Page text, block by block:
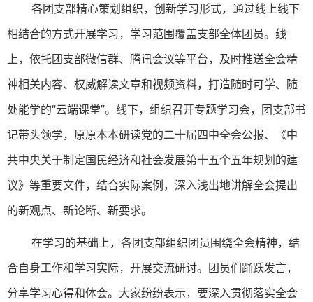
各团支部精心策划组织，创新学习形式，通过线上线下
相结合的方式开展学习，学习范围覆盖支部全体团员。线
上，依托团支部微信群、腾讯会议等平台，及时推送全会精
神相关内容、权威解读文章和视频资料，打造随时可学、随
处能学的“云端课堂”。线下，组织召开专题学习会， 团支部书
记带头领学，原原本本研读党的二十届四中全会公报、《中
共中央关于制定国民经济和社会发展第十五个五年规划的建
议》等重要文件，结合实际案例，深入浅出地讲解全会提出
的新观点、新论断、新要求。
在学习的基础上，各团支部组织团员围绕全会精神，结
合自身工作和学习实际，开展交流研讨。团员们踊跃发言，
分享学习心得和体会。大家纷纷表示，要深入贯彻落实全会